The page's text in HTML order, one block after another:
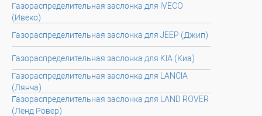
Газораспределительная заслонка для IVECO
(Ивеко)
Газораспределительная заслонка для JEEP (Джип)
Газораспределительная заслонка для KIA (Киа)
Газораспределительная заслонка для LANCIA
(Лянча)
Газораспределительная заслонка для LAND ROVER
(Ленд Ровер)